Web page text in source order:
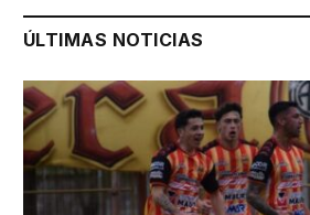
ÚLTIMAS NOTICIAS